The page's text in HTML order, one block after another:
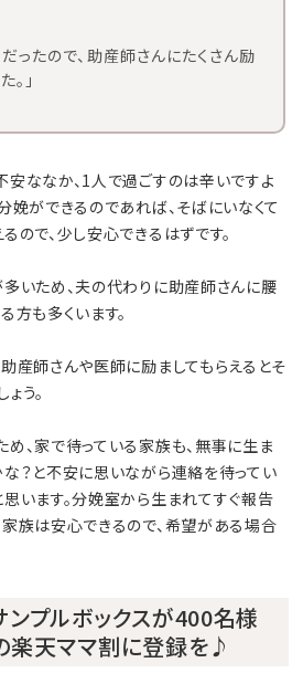
ったので、助産師さんにたくさん励
」
ななか、1人で過ごすのは辛いですよ
娩ができるのであれば、そばにいなくて
ので、少し安心できるはずです。
いため、夫の代わりに助産師さんに腰
方も多くいます。
産師さんや医師に励ましてもらえるとそ
う。
、家で待っている家族も、無事に生ま
？と不安に思いながら連絡を待ってい
います。分娩室から生まれてすぐ報告
族は安心できるので、希望がある場合
プルボックスが400名様
楽天ママ割に登録を♪